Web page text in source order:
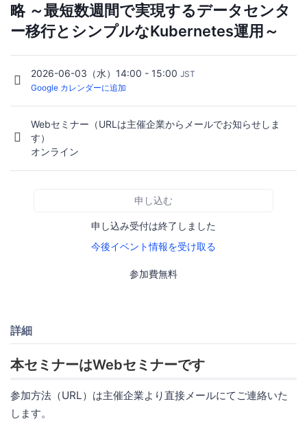
略 ～最短数週間で実現するデータセンタ
ー移行とシンプルなKubernetes運用～
2026-06-03（水）14:00 - 15:00 JST
Google カレンダーに追加
Webセミナー（URLは主催企業からメールでお知らせしま
す）
オンライン
申し込む
申し込み受付は終了しました
今後イベント情報を受け取る
参加費無料
詳細
本セミナーはWebセミナーです
参加方法（URL）は主催企業より直接メールにてご連絡いた
します。